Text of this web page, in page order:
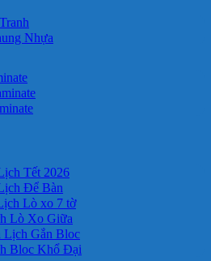
Nhựa
Tết 2026
Để Bàn
Lò xo 7 tờ
Lò Xo Giữa
Lịch Gắn Bloc
Bloc Khổ Đại